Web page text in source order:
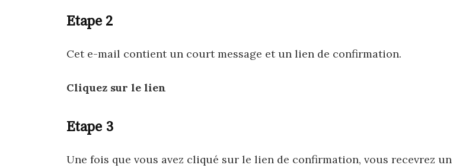
Etape 2
Cet e-mail contient un court message et un lien de confirmation.
Cliquez sur le lien
Etape 3
Une fois que vous avez cliqué sur le lien de confirmation, vous recevrez un